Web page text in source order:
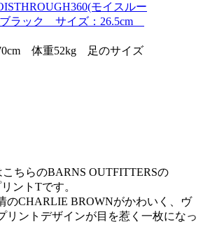
モイスルー
ラック サイズ：26.5cm
体重52kg 足のサイズ
ちらのBARNS OUTFITTERSの
ントTです。
のCHARLIE BROWNがかわいく、ヴ
リントデザインが目を惹く一枚になっ